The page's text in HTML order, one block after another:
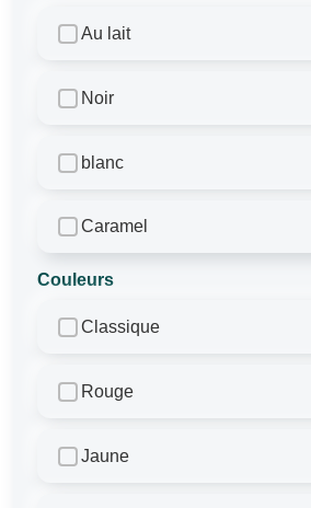
Au lait
Noir
blanc
Caramel
Couleurs
Classique
Rouge
Jaune